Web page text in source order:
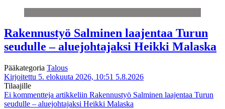
Rakennustyö Salminen laajentaa Turun
seudulle – aluejohtajaksi Heikki Malaska
Pääkategoria Talous
Kirjoitettu 5. elokuuta 2026, 10:51 5.8.2026
Tilaajille
Ei kommentteja artikkeliin Rakennustyö Salminen laajentaa Turun
seudulle – aluejohtajaksi Heikki Malaska